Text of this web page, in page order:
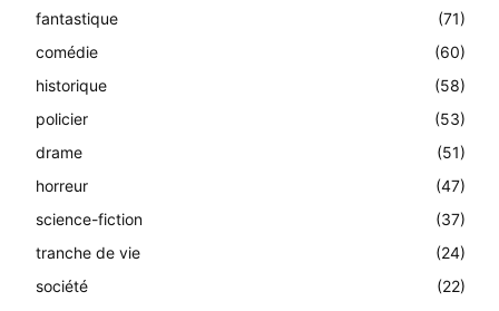
fantastique
(71)
comédie
(60)
historique
(58)
policier
(53)
drame
(51)
horreur
(47)
science-fiction
(37)
tranche de vie
(24)
société
(22)